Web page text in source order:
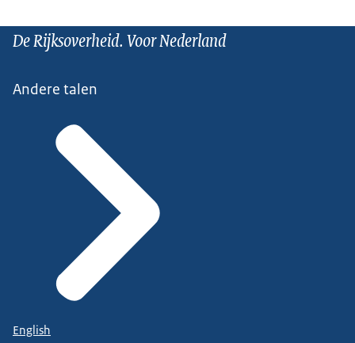
De Rijksoverheid. Voor Nederland
Andere talen
English